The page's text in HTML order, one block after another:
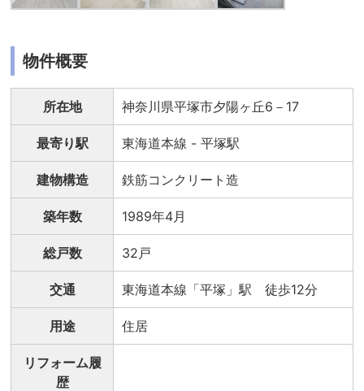
物件概要
所在地 神奈川県平塚市夕陽ヶ丘6－17
最寄り駅 東海道本線 - 平塚駅
建物構造 鉄筋コンクリート造
築年数 1989年4月
総戸数 32戸
交通 東海道本線「平塚」駅 徒歩12分
用途 住居
リフォーム履
歴